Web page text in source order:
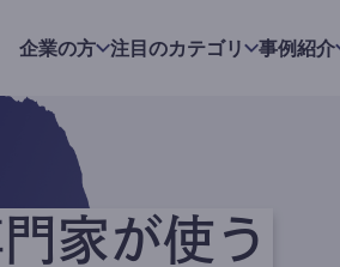
企業の方 注目のカテゴリ 事例紹介
家が使う